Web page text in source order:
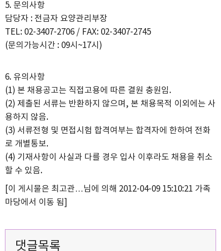
5. 문의사항
담당자 : 전금자 요양관리부장
TEL: 02-3407-2706 / FAX: 02-3407-2745
(문의가능시간 : 09시~17시)
6. 유의사항
(1) 본 채용공고는 직접고용에 따른 결원 충원임.
(2) 제출된 서류는 반환하지 않으며, 본 채용목적 이외에는 사
용하지 않음.
(3) 서류전형 및 면접시험 합격여부는 합격자에 한하여 전화
로 개별통보.
(4) 기재사항이 사실과 다를 경우 입사 이후라도 채용을 취소
할 수 있음.
[이 게시물은 최고관…님에 의해 2012-04-09 15:10:21 가족
마당에서 이동 됨]
댓글목록